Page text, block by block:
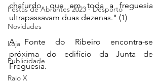
Festas de Abrantes 2023 - Desporto
Novidades
Loja
Publicidade
Raio X
chafurdo, que em toda a freguesia
ultrapassavam duas dezenas." (1)
A Fonte do Ribeiro encontra-se
próxima do edifício da Junta de
Freguesia.